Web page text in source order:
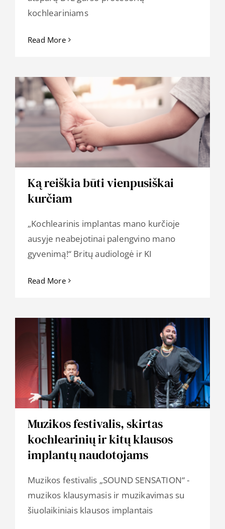
kochleariniams
Read More
Ką reiškia būti vienpusiškai
kurčiam
„Kochlearinis implantas mano kurčioje
ausyje neabejotinai palengvino mano
gyvenimą!“ Britų audiologė ir KI
Read More
Muzikos festivalis, skirtas
kochlearinių ir kitų klausos
implantų naudotojams
Muzikos festivalis „SOUND SENSATION“ -
muzikos klausymasis ir muzikavimas su
šiuolaikiniais klausos implantais